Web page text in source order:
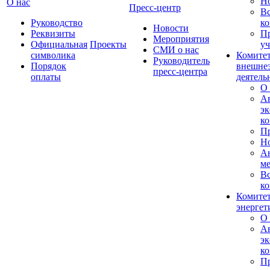
О нас
Руководство
Реквизиты
Официальная
символика
Порядок
оплаты
Проекты
Пресс-центр
Новости
Мероприятия
СМИ о нас
Руководитель
пресс-центра
О
О